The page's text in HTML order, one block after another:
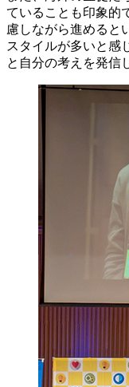
ていることも印象的
慮しながら進めると
スタイルが多いと感
と自分の考えを発信